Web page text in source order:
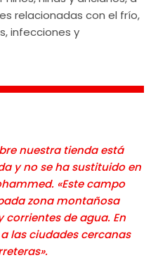
relacionadas con el frío,
infecciones y
nuestra tienda está
y no se ha sustituido en
«Este campo
zona montañosa
de agua. En
las ciudades cercanas